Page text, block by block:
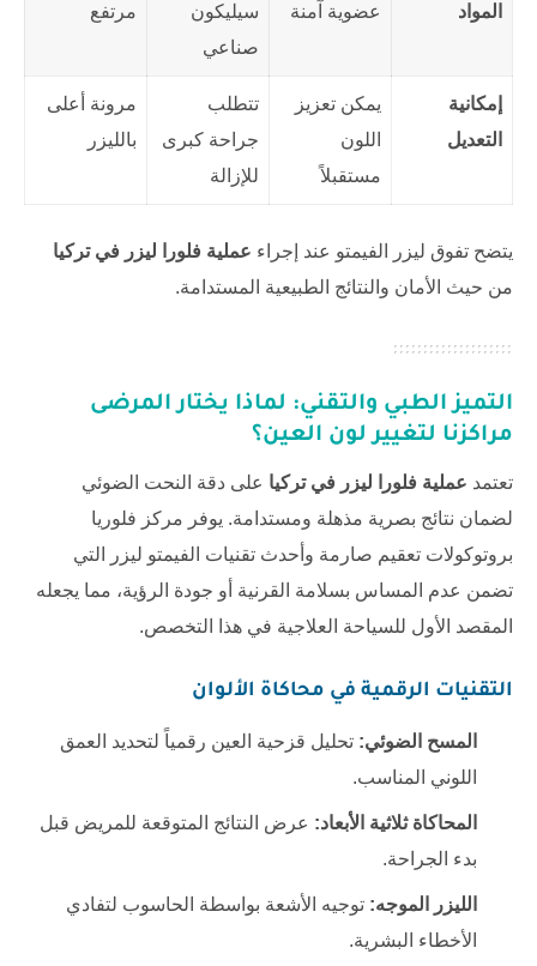
المواد
عضوية آمنة
سيليكون
صناعي
مرتفع
إمكانية
التعديل
يمكن تعزيز
اللون
مستقبلاً
تتطلب
جراحة كبرى
للإزالة
مرونة أعلى
بالليزر
يتضح تفوق ليزر الفيمتو عند إجراء عملية فلورا ليزر في تركيا
من حيث الأمان والنتائج الطبيعية المستدامة.
التميز الطبي والتقني: لماذا يختار المرضى
مراكزنا لتغيير لون العين؟
تعتمد عملية فلورا ليزر في تركيا على دقة النحت الضوئي
لضمان نتائج بصرية مذهلة ومستدامة. يوفر مركز فلوريا
بروتوكولات تعقيم صارمة وأحدث تقنيات الفيمتو ليزر التي
تضمن عدم المساس بسلامة القرنية أو جودة الرؤية، مما يجعله
المقصد الأول للسياحة العلاجية في هذا التخصص.
التقنيات الرقمية في محاكاة الألوان
المسح الضوئي: تحليل قزحية العين رقمياً لتحديد العمق
اللوني المناسب.
المحاكاة ثلاثية الأبعاد: عرض النتائج المتوقعة للمريض قبل
بدء الجراحة.
الليزر الموجه: توجيه الأشعة بواسطة الحاسوب لتفادي
الأخطاء البشرية.